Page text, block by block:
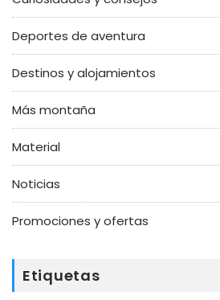
Deportes de aventura
Destinos y alojamientos
Más montaña
Material
Noticias
Promociones y ofertas
Etiquetas